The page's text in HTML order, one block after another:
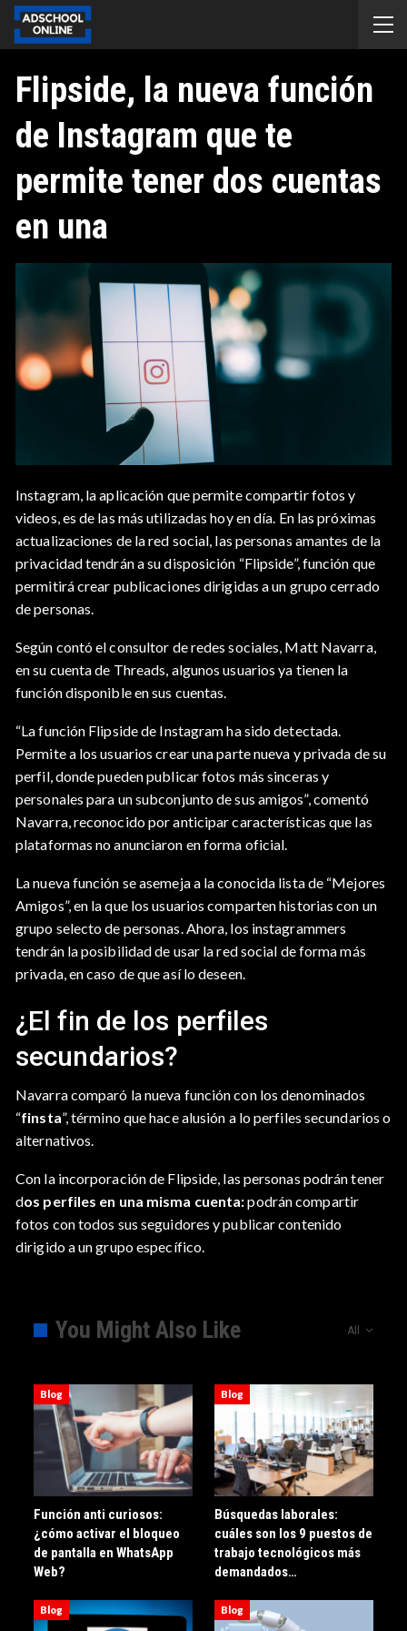
Flipside, la nueva función
de Instagram que te
permite tener dos cuentas
en una
Instagram, la aplicación que permite compartir fotos y
videos, es de las más utilizadas hoy en día. En las próximas
actualizaciones de la red social, las personas amantes de la
privacidad tendrán a su disposición “Flipside”, función que
permitirá crear publicaciones dirigidas a un grupo cerrado
de personas.
Según contó el consultor de redes sociales, Matt Navarra,
en su cuenta de Threads, algunos usuarios ya tienen la
función disponible en sus cuentas.
“La función Flipside de Instagram ha sido detectada.
Permite a los usuarios crear una parte nueva y privada de su
perfil, donde pueden publicar fotos más sinceras y
personales para un subconjunto de sus amigos”, comentó
Navarra, reconocido por anticipar características que las
plataformas no anunciaron en forma oficial.
La nueva función se asemeja a la conocida lista de “Mejores
Amigos”, en la que los usuarios comparten historias con un
grupo selecto de personas. Ahora, los instagrammers
tendrán la posibilidad de usar la red social de forma más
privada, en caso de que así lo deseen.
¿El fin de los perfiles
secundarios?
Navarra comparó la nueva función con los denominados
“finsta”, término que hace alusión a lo perfiles secundarios o
alternativos.
Con la incorporación de Flipside, las personas podrán tener
dos perfiles en una misma cuenta:podrán compartir
fotos con todos sus seguidores y publicar contenido
dirigido a un grupo específico.
All
You Might Also Like
Blog
Función anti curiosos:
¿cómo activar el bloqueo
de pantalla en WhatsApp
Web?
Blog
Búsquedas laborales:
cuáles son los 9 puestos de
trabajo tecnológicos más
demandados…
Blog Blog